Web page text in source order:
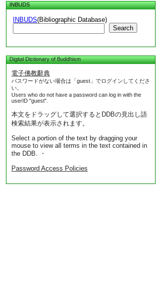
INBUDS
INBUDS(Bibliographic Database)
Search
Digital Dictionary of Buddhism
電子佛教辭典
パスワードがない場合は「guest」でログインしてくださ
い。
Users who do not have a password can log in with the
userID "guest".
本文をドラッグして選択するとDDBの見出し語
検索結果が表示されます。
Select a portion of the text by dragging your
mouse to view all terms in the text contained in
the DDB. ・
Password Access Policies